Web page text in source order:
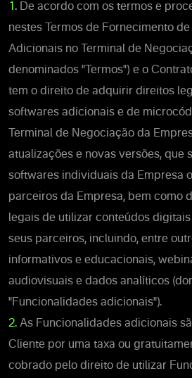
1. De acordo com os termos e
nestes Termos de Fornecimento
Adicionais no Terminal de
denominados "Termos") e o
tem o direito de adquirir direitos
softwares adicionais e de
Terminal de Negociação da
atualizações e novas versões, que
softwares individuais da Empresa
parceiros da Empresa, bem como
legais de utilizar conteúdos
seus parceiros, incluindo, entre
informativos e educacionais,
audiovisuais e dados analíticos
"Funcionalidades adicionais").
2. As Funcionalidades adicionais
Cliente por uma taxa ou
cobrado pelo direito de utilizar